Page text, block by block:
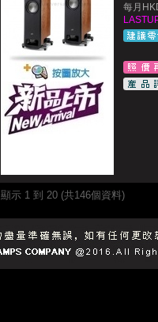
每月
顯示 1 到 20 (共146個資料)